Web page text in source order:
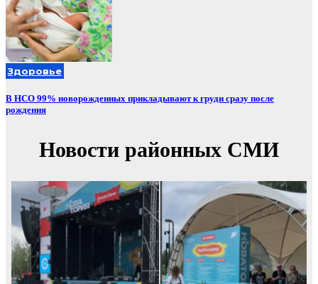
Здоровье
В НСО 99% новорожденных прикладывают к груди сразу после
рождения